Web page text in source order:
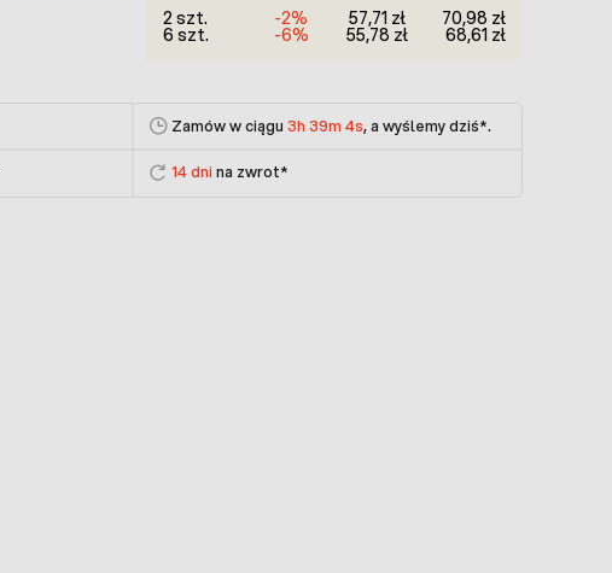
2 szt. -2% 57,71 zł 70,98 zł
6 szt. -6% 55,78 zł 68,61 zł
Zamów w ciągu 3h 39m 3s, a wyślemy dziś*.
14 dni na zwrot*